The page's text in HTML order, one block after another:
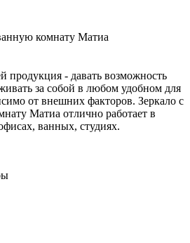
комнату Матиа
продукция - давать возможность
за собой в любом удобном для
от внешних факторов. Зеркало с
Матиа отлично работает в
ванных, студиях.